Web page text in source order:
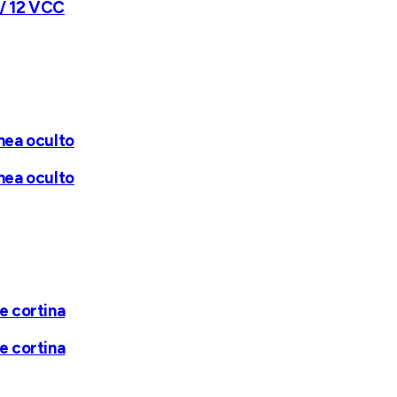
12 VCC
oculto
oculto
cortina
cortina